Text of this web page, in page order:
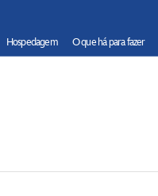
Hospedagem O que há para fazer